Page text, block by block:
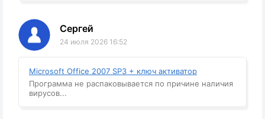
Сергей
24 июля 2026 16:52
Microsoft Office 2007 SP3 + ключ активатор
Программа не распаковывается по причине наличия
вирусов...